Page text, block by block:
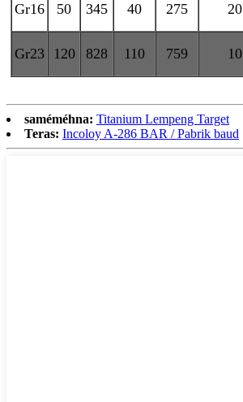
Gr16 50 345 40 275 20
Gr23 120 828 110 759 10
saméméhna: Titanium Lempeng Target
Teras: Incoloy A-286 BAR / Pabrik baud